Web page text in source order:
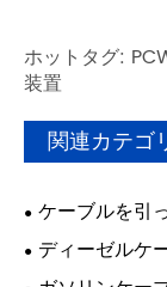
ホットタグ:
装置
関連カテゴ
ケーブルを引
ディーゼルケ